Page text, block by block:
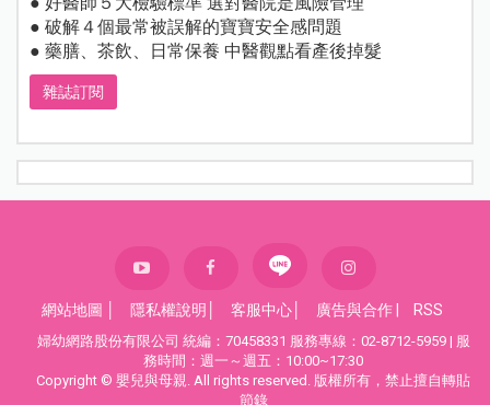
● 破解４個最常被誤解的寶寶安全感問題
● 藥膳、茶飲、日常保養 中醫觀點看產後掉髮
雜誌訂閱
網站地圖 隱私權說明 客服中心 廣告與合作| RSS
婦幼網路股份有限公司 統編：70458331 服務專線：02-8712-5959 | 服
務時間：週一～週五：10:00~17:30
Copyright © 嬰兒與母親. All rights reserved. 版權所有，禁止擅自轉貼
節錄